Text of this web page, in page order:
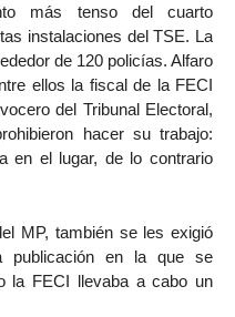
más tenso del cuarto
instalaciones del TSE. La
de 120 policías. Alfaro
ellos la fiscal de la FECI
del Tribunal Electoral,
hacer su trabajo:
en el lugar, de lo contrario
MP, también se les exigió
en la que se
la FECI llevaba a cabo un